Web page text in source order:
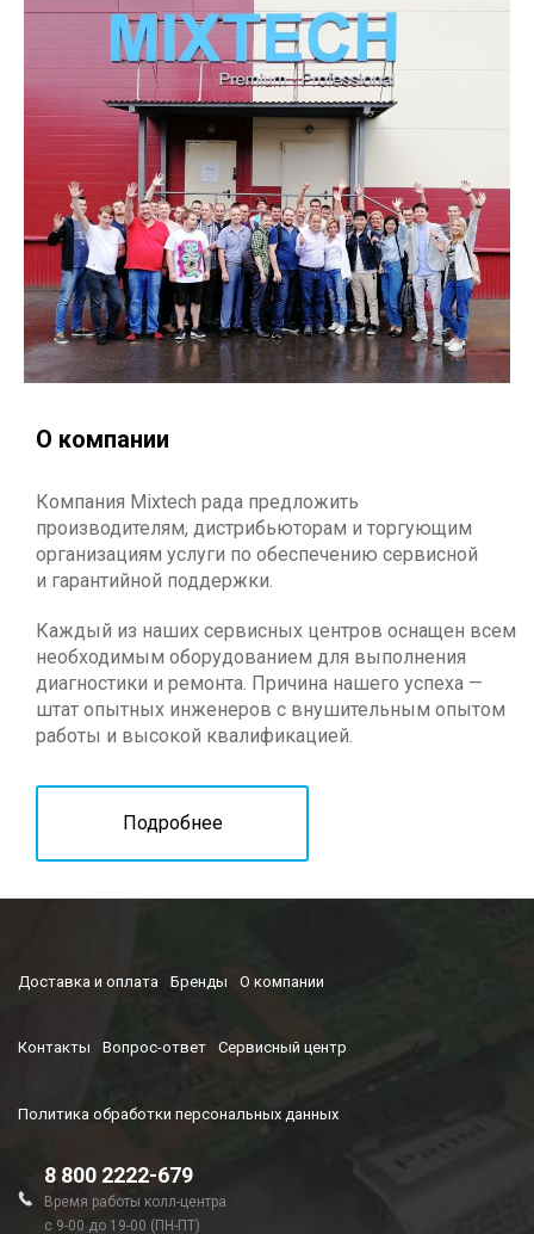
О компании
Компания Mixtech рада предложить
производителям, дистрибьюторам и торгующим
организациям услуги по обеспечению сервисной
и гарантийной поддержки.
Каждый из наших сервисных центров оснащен всем
необходимым оборудованием для выполнения
диагностики и ремонта. Причина нашего успеха —
штат опытных инженеров с внушительным опытом
работы и высокой квалификацией.
Подробнее
Доставка и оплата Бренды О компании
Контакты Вопрос-ответ Сервисный центр
Политика обработки персональных данных
8 800 2222-679
Время работы колл-центра
с 9-00 до 19-00 (ПН-ПТ)